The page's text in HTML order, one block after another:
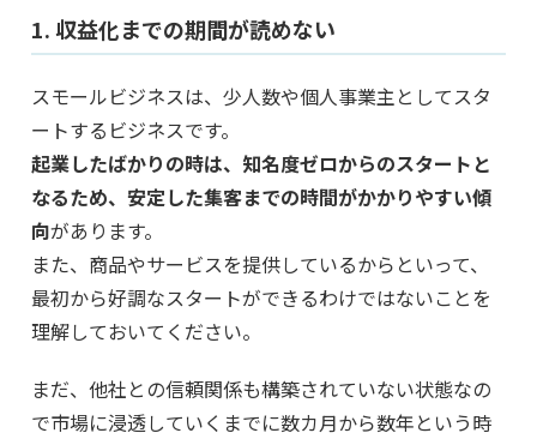
1. 収益化までの期間が読めない
スモールビジネスは、少人数や個人事業主としてスタ
ートするビジネスです。
起業したばかりの時は、知名度ゼロからのスタートと
なるため、安定した集客までの時間がかかりやすい傾
向があります。
また、商品やサービスを提供しているからといって、
最初から好調なスタートができるわけではないことを
理解しておいてください。
まだ、他社との信頼関係も構築されていない状態なの
で市場に浸透していくまでに数カ月から数年という時